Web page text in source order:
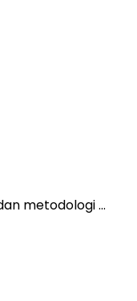
metodologi ...